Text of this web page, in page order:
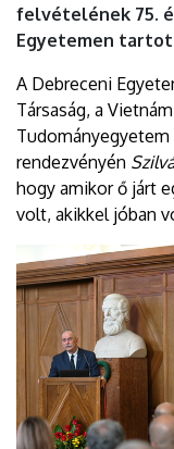
felvételének 75.
Egyetemen
A Debreceni
Társaság, a
rendezvényén
hogy amikor ő járt
volt, akikkel jóban